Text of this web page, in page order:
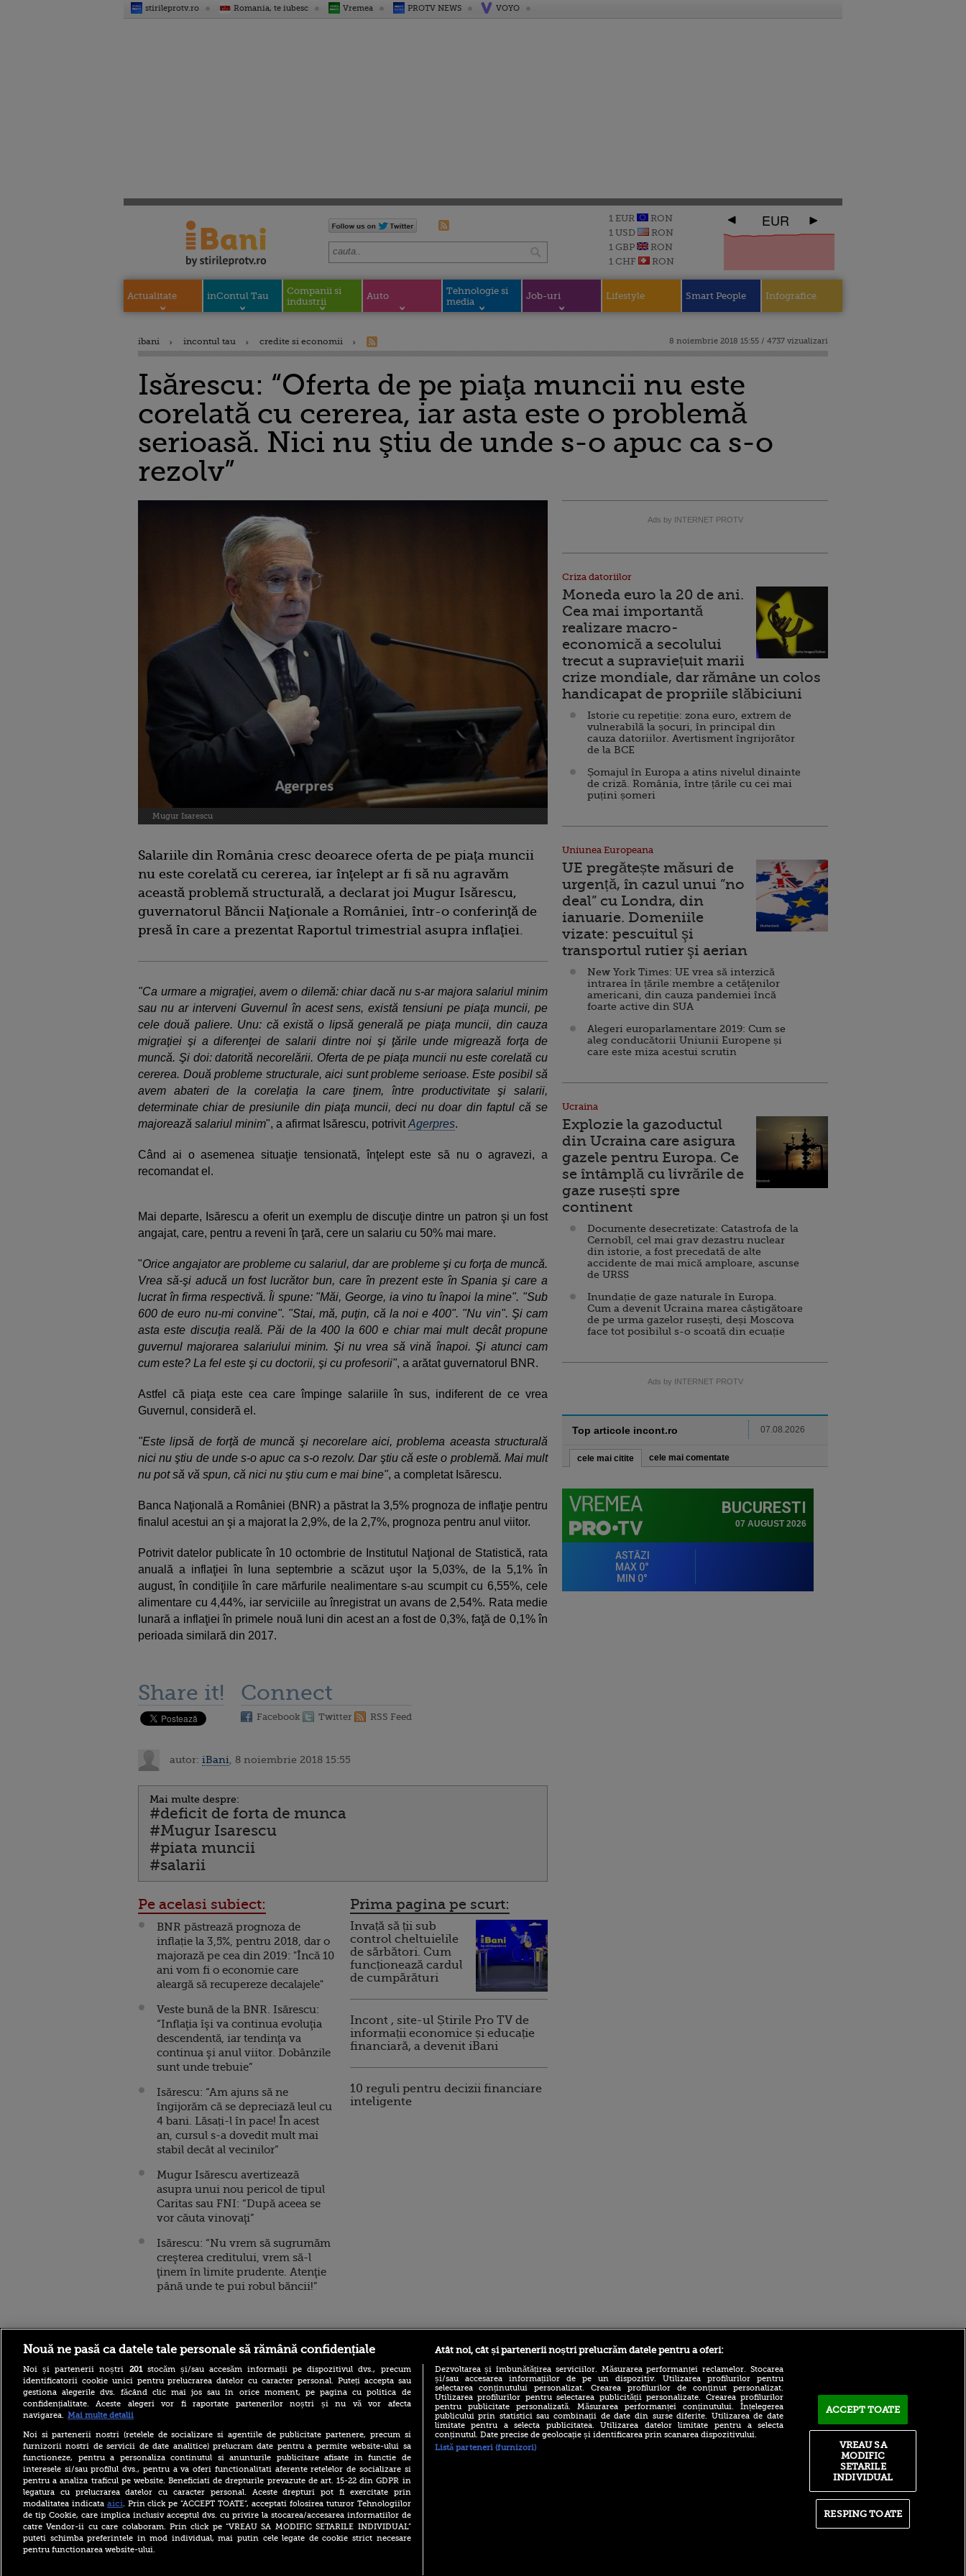
stirileprotv.ro Romania, te iubesc Vremea PROTV NEWS VOYO
1 EUR
RON
1 USD
RON
1 GBP
RON
1 CHF
RON
EUR
Actualitate inContul Tau
Companii si
industrii
Auto
Tehnologie si
media
Job-uri Lifestyle Smart People Infografice
ibani incontul tau credite si economii 8 noiembrie 2018 15:55 / 4737 vizualizari
Isărescu: “Oferta de pe piaţa muncii nu este
corelată cu cererea, iar asta este o problemă
serioasă. Nici nu ştiu de unde s-o apuc ca s-o
rezolv”
Mugur Isarescu
Salariile din România cresc deoarece oferta de pe piaţa muncii
nu este corelată cu cererea, iar înţelept ar fi să nu agravăm
această problemă structurală, a declarat joi Mugur Isărescu,
guvernatorul Băncii Naţionale a României, într-o conferinţă de
presă în care a prezentat Raportul trimestrial asupra inflaţiei.
"Ca urmare a migraţiei, avem o dilemă: chiar dacă nu s-ar majora salariul minim
sau nu ar interveni Guvernul în acest sens, există tensiuni pe piaţa muncii, pe
cele două paliere. Unu: că există o lipsă generală pe piaţa muncii, din cauza
migraţiei şi a diferenţei de salarii dintre noi şi ţările unde migrează forţa de
muncă. Şi doi: datorită necorelării. Oferta de pe piaţa muncii nu este corelată cu
cererea. Două probleme structurale, aici sunt probleme serioase. Este posibil să
avem abateri de la corelaţia la care ţinem, între productivitate şi salarii,
determinate chiar de presiunile din piaţa muncii, deci nu doar din faptul că se
majorează salariul minim", a afirmat Isărescu, potrivitAgerpres.
Când ai o asemenea situaţie tensionată, înţelept este să nu o agravezi, a
recomandat el.
Mai departe, Isărescu a oferit un exemplu de discuţie dintre un patron şi un fost
angajat, care, pentru a reveni în ţară, cere un salariu cu 50% mai mare.
"Orice angajator are probleme cu salariul, dar are probleme şi cu forţa de muncă.
Vrea să-şi aducă un fost lucrător bun, care în prezent este în Spania şi care a
lucrat în firma respectivă. Îi spune: "Măi, George, ia vino tu înapoi la mine". "Sub
600 de euro nu-mi convine". "Stai, mă, puţin, că la noi e 400". "Nu vin". Şi cam
asta este discuţia reală. Păi de la 400 la 600 e chiar mai mult decât propune
guvernul majorarea salariului minim. Şi nu vrea să vină înapoi. Şi atunci cam
cum este? La fel este şi cu doctorii, şi cu profesorii", a arătat guvernatorul BNR.
Astfel că piaţa este cea care împinge salariile în sus, indiferent de ce vrea
Guvernul, consideră el.
"Este lipsă de forţă de muncă şi necorelare aici, problema aceasta structurală
nici nu ştiu de unde s-o apuc ca s-o rezolv. Dar ştiu că este o problemă. Mai mult
nu pot să vă spun, că nici nu ştiu cum e mai bine", a completat Isărescu.
Banca Naţională a României (BNR) a păstrat la 3,5% prognoza de inflaţie pentru
finalul acestui an şi a majorat la 2,9%, de la 2,7%, prognoza pentru anul viitor.
Potrivit datelor publicate în 10 octombrie de Institutul Naţional de Statistică, rata
anuală a inflaţiei în luna septembrie a scăzut uşor la 5,03%, de la 5,1% în
august, în condiţiile în care mărfurile nealimentare s-au scumpit cu 6,55%, cele
alimentare cu 4,44%, iar serviciile au înregistrat un avans de 2,54%. Rata medie
lunară a inflaţiei în primele nouă luni din acest an a fost de 0,3%, faţă de 0,1% în
perioada similară din 2017.
Share it! Connect
Facebook Twitter RSS Feed
autor: iBani , 8 noiembrie 2018 15:55
Mai multe despre:
#deficit de forta de munca
#Mugur Isarescu
#piata muncii
#salarii
Pe acelasi subiect:
BNR păstrează prognoza de
inflație la 3,5%, pentru 2018, dar o
majorază pe cea din 2019: "Încă 10
ani vom fi o economie care
aleargă să recupereze decalajele"
Veste bună de la BNR. Isărescu:
“Inflaţia îşi va continua evoluţia
descendentă, iar tendinţa va
continua şi anul viitor. Dobânzile
sunt unde trebuie”
Isărescu: “Am ajuns să ne
îngijorăm că se depreciază leul cu
4 bani. Lăsați-l în pace! În acest
an, cursul s-a dovedit mult mai
stabil decât al vecinilor”
Mugur Isărescu avertizează
asupra unui nou pericol de tipul
Caritas sau FNI: “După aceea se
vor căuta vinovaţi”
Isărescu: “Nu vrem să sugrumăm
creşterea creditului, vrem să-l
ţinem în limite prudente. Atenţie
până unde te pui robul băncii!”
Prima pagina pe scurt:
Invață să ții sub
control cheltuielile
de sărbători. Cum
funcționează cardul
de cumpărături
Incont , site-ul Știrile Pro TV de
informații economice și educație
financiară, a devenit iBani
10 reguli pentru decizii financiare
inteligente
Ads by INTERNET PROTV
Criza datoriilor
Moneda euro la 20 de ani.
Cea mai importantă
realizare macro-
economică a secolului
trecut a supraviețuit marii
crize mondiale, dar rămâne un colos
handicapat de propriile slăbiciuni
Istorie cu repetiție: zona euro, extrem de
vulnerabilă la șocuri, în principal din
cauza datoriilor. Avertisment îngrijorător
de la BCE
Șomajul în Europa a atins nivelul dinainte
de criză. România, între țările cu cei mai
puțini șomeri
Uniunea Europeana
UE pregătește măsuri de
urgență, în cazul unui ”no
deal” cu Londra, din
ianuarie. Domeniile
vizate: pescuitul şi
transportul rutier şi aerian
New York Times: UE vrea să interzică
intrarea în țările membre a cetăţenilor
americani, din cauza pandemiei încă
foarte active din SUA
Alegeri europarlamentare 2019: Cum se
aleg conducătorii Uniunii Europene și
care este miza acestui scrutin
Ucraina
Explozie la gazoductul
din Ucraina care asigura
gazele pentru Europa. Ce
se întâmplă cu livrările de
gaze rusești spre
continent
Documente desecretizate: Catastrofa de la
Cernobîl, cel mai grav dezastru nuclear
din istorie, a fost precedată de alte
accidente de mai mică amploare, ascunse
de URSS
Inundație de gaze naturale în Europa.
Cum a devenit Ucraina marea câștigătoare
de pe urma gazelor rusești, deși Moscova
face tot posibilul s-o scoată din ecuație
Ads by INTERNET PROTV
Top articole incont.ro 07.08.2026
cele mai citite cele mai comentate
Stirileprotv.ro
Elevii care stau de mici pe
rețelele de socializare vor
avea rezultate mai proaste
la școală. Ce arată un studiu
Legea privind cotele de
vânătoare la urs, retrimisă
în Parlament. Modificările
solicitate de Nicușor Dan
Benzina și motorina au
început să se ieftinească.
Primele efecte la pompă
ilike-it.ro foodstory.ro
(P) Descoperă Lumea
Procinema.ro Sport.ro
”Poate Dinamo să câștige
titlul?”. Răspunsul lui Cristi
Ioan Ovidiu Sabău a făcut
Nouă ne pasă ca datele tale personale să rămână confidențiale
Noi și partenerii noștri 201stocăm și/sau accesăm informații pe dispozitivul dvs., precum
identificatorii cookie unici pentru prelucrarea datelor cu caracter personal. Puteți accepta sau
gestiona alegerile dvs. făcând clic mai jos sau în orice moment, pe pagina cu politica de
confidențialitate. Aceste alegeri vor fi raportate partenerilor noștri și nu vă vor afecta
navigarea. Mai multe detalii
Noi si partenerii nostri (retelele de socializare si agentiile de publicitate partenere, precum si
furnizorii nostri de servicii de date analitice) prelucram date pentru a permite website-ului sa
functioneze, pentru a personaliza continutul si anunturile publicitare afisate in functie de
interesele si/sau profilul dvs., pentru a va oferi functionalitati aferente retelelor de socializare si
pentru a analiza traficul pe website. Beneficiati de drepturile prevazute de art. 15-22 din GDPR in
legatura cu prelucrarea datelor cu caracter personal. Aceste drepturi pot fi exercitate prin
modalitatea indicata aici. Prin click pe “ACCEPT TOATE”, acceptati folosirea tuturor Tehnologiilor
de tip Cookie, care implica inclusiv acceptul dvs. cu privire la stocarea/accesarea informatiilor de
catre Vendor-ii cu care colaboram. Prin click pe “VREAU SA MODIFIC SETARILE INDIVIDUAL”
puteti schimba preferintele in mod individual, mai putin cele legate de cookie strict necesare
pentru functionarea website-ului.
Atât noi, cât și partenerii noștri prelucrăm datele pentru a oferi:
Dezvoltarea și îmbunătățirea serviciilor. Măsurarea performanței reclamelor. Stocarea
și/sau accesarea informațiilor de pe un dispozitiv. Utilizarea profilurilor pentru
selectarea conținutului personalizat. Crearea profilurilor de conținut personalizat.
Utilizarea profilurilor pentru selectarea publicității personalizate. Crearea profilurilor
pentru publicitate personalizată. Măsurarea performanței conținutului. Înțelegerea
publicului prin statistici sau combinații de date din surse diferite. Utilizarea de date
limitate pentru a selecta publicitatea. Utilizarea datelor limitate pentru a selecta
conținutul. Date precise de geolocație și identificarea prin scanarea dispozitivului.
Listă parteneri (furnizori)
ACCEPT TOATE
RESPING TOATE
VREAU SA
MODIFIC
SETARILE
INDIVIDUAL